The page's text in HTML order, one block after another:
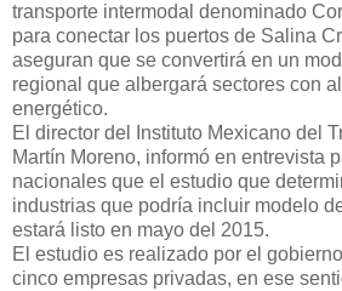
transporte intermodal denominado
para conectar los puertos de Salina
aseguran que se convertirá en un
regional que albergará sectores con
energético.
El director del Instituto Mexicano del
Martín Moreno, informó en entrevista
nacionales que el estudio que
industrias que podría incluir modelo
estará listo en mayo del 2015.
El estudio es realizado por el
cinco empresas privadas, en ese